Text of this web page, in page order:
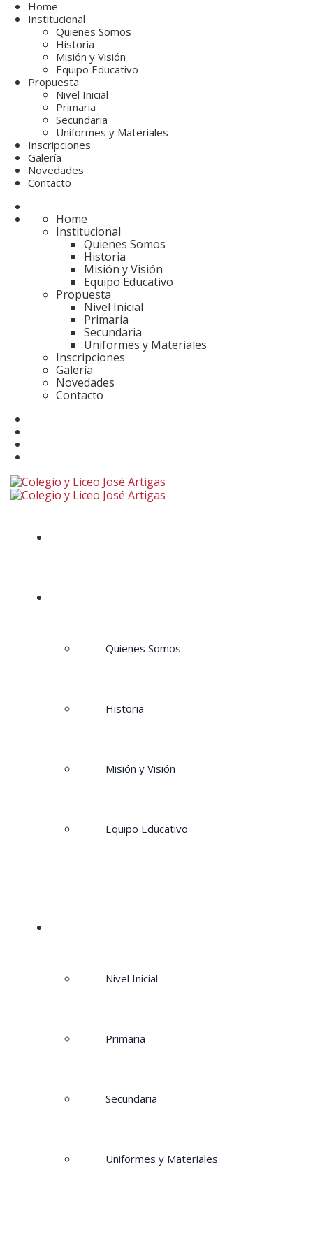
Home
Institucional
Quienes Somos
Historia
Misión y Visión
Equipo Educativo
Propuesta
Nivel Inicial
Primaria
Secundaria
Uniformes y Materiales
Inscripciones
Galería
Novedades
Contacto
Home
Institucional
Quienes Somos
Historia
Misión y Visión
Equipo Educativo
Propuesta
Nivel Inicial
Primaria
Secundaria
Uniformes y Materiales
Inscripciones
Galería
Novedades
Contacto
Quienes Somos
Historia
Misión y Visión
Equipo Educativo
Nivel Inicial
Primaria
Secundaria
Uniformes y Materiales